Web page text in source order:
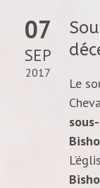
07
SEP
2017
Le